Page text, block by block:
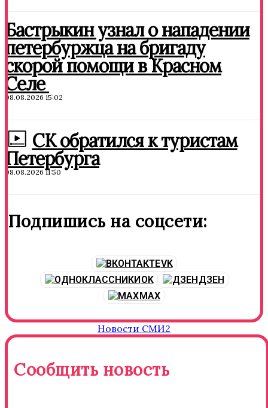
Бастрыкин узнал о нападении
петербуржца на бригаду
скорой помощи в Красном
Селе
08.08.2026 15:02
СК обратился к туристам
Петербурга
08.08.2026 11:50
Подпишись на соцсети:
VK
OK
ДЗЕН
MAX
Новости СМИ2
Сообщить новость